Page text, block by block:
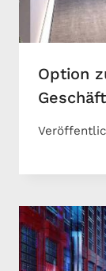
Option